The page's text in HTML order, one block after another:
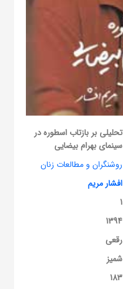
تحلیلی بر بازتاب اسطوره در
سینمای بهرام بیضایی
روشنگران و مطالعات زنان
افشار مریم
1
1394
رقعی
شمیز
183